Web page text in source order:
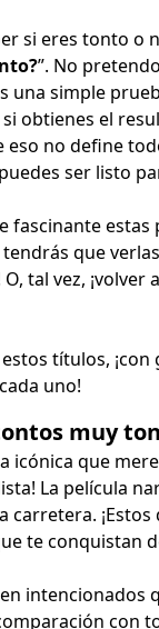
si eres tonto o
”. No
una simple
obtienes el
eso no define
ser listo
fascinante estas
tendrás que
tal vez, ¡volver
títulos,
uno!
muy
icónica que
La película
carretera.
te conquistan
intencionados
con